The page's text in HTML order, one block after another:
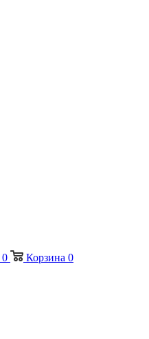
0 Корзина 0